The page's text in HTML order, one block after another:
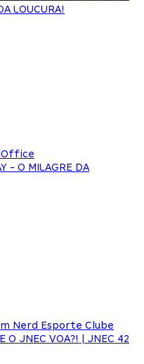
LOUCURA!
- O MILAGRE DA
Nerd Esporte Clube
O JNEC VOA?! | JNEC 42